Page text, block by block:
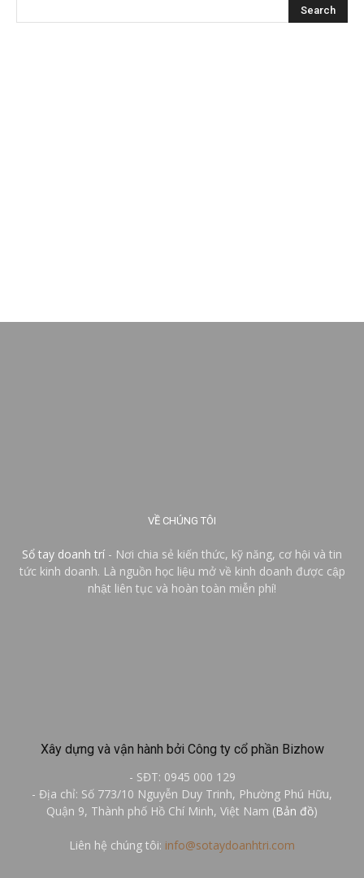
VỀ CHÚNG TÔI
Sổ tay doanh trí - Nơi chia sẻ kiến thức, kỹ năng, cơ hội và tin
tức kinh doanh. Là nguồn học liệu mở về kinh doanh được cập
nhật liên tục và hoàn toàn miễn phí!
Xây dựng và vận hành bởi Công ty cổ phần Bizhow
- SĐT: 0945 000 129
- Địa chỉ: Số 773/10 Nguyễn Duy Trinh, Phường Phú Hữu,
Quận 9, Thành phố Hồ Chí Minh, Việt Nam (Bản đồ)
Liên hệ chúng tôi: info@sotaydoanhtri.com